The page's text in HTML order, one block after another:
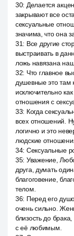
30: Делается
закрывают все
сексуальные
значима, что она
31: Все другие
выстраивать в
ложь навязана
32: Что главное
душевные это там
исключительно
отношения с
33: Когда
всех отношений.
логично и это
людские
34: Сексуальные
35: Уважение,
друга, думать
благоговение,
телом.
36: Перед его
очень сильно.
близость до
с её любимым.